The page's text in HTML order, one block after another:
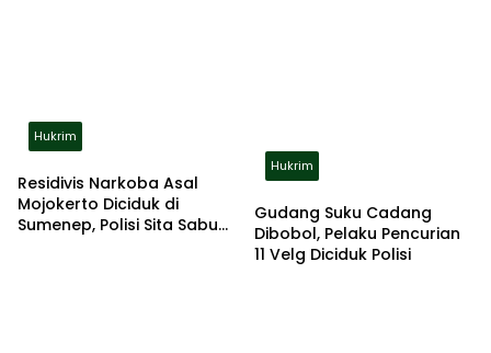
Hukrim
Residivis Narkoba Asal
Mojokerto Diciduk di
Sumenep, Polisi Sita Sabu
Hukrim
Gudang Suku Cadang
Dibobol, Pelaku Pencurian
11 Velg Diciduk Polisi